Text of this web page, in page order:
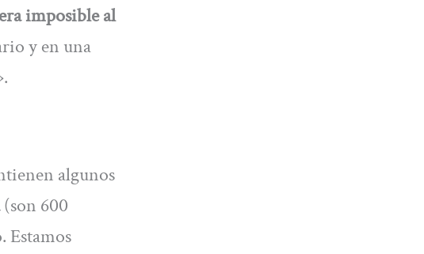
imposible al
y en una
algunos
(son 600
Estamos